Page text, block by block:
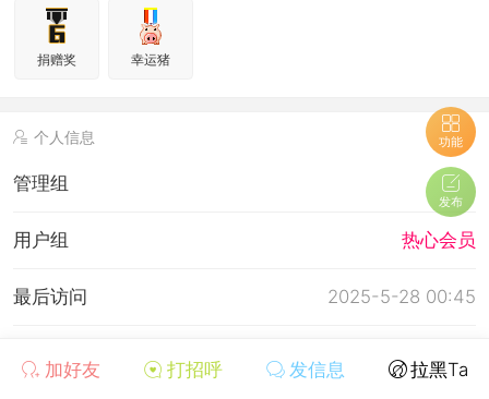
加好友 打招呼 发信息 拉黑Ta
捐赠奖 幸运猪
个人信息
管理组
用户组 热心会员
2025-5-28 00:45
最后访问
功能
发布